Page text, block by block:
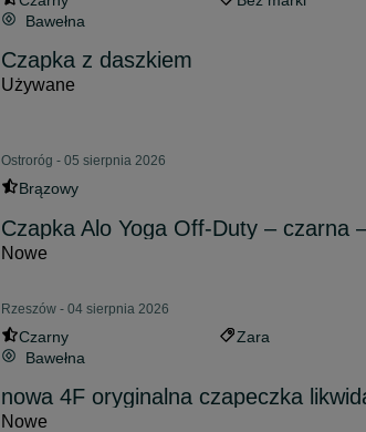
Bawełna
Czapka z daszkiem
Używane
Ostroróg - 05 sierpnia 2026
Brązowy
Czapka Alo Yoga Off-Duty – czarna
Nowe
Rzeszów - 04 sierpnia 2026
Czarny
Zara
Bawełna
nowa 4F oryginalna czapeczka
Nowe